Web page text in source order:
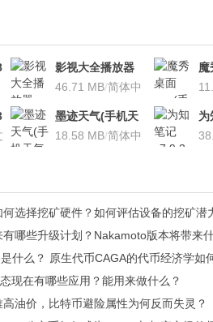
影视大全播放器
v3.1.7 安卓版
46.71 MB/简体中
魔
桌
墨迹天气(手机天
气软
18.58 MB/简体中
为
装
何选择挖矿硬件？如何评估设备的挖矿潜
有哪些升级计划？Nakamoto版本将带来
什么？ 原生代币CAGA的代币经济学如
现在有哪些应用？能用来做什么？
油价，比特币避险属性为何反而失灵？